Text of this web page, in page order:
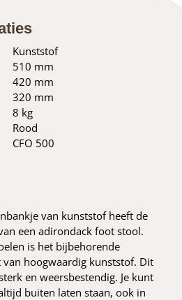
Kunststof
510 mm
420 mm
320 mm
8 kg
Rood
CFO 500
van kunststof heeft de
een adirondack foot stool.
is het bijbehorende
hoogwaardig kunststof. Dit
en weersbestendig. Je kunt
buiten laten staan, ook in